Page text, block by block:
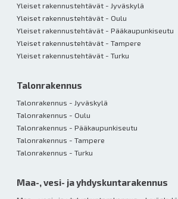
Yleiset rakennustehtävät - Jyväskylä
Yleiset rakennustehtävät - Oulu
Yleiset rakennustehtävät - Pääkaupunkiseutu
Yleiset rakennustehtävät - Tampere
Yleiset rakennustehtävät - Turku
Talonrakennus
Talonrakennus - Jyväskylä
Talonrakennus - Oulu
Talonrakennus - Pääkaupunkiseutu
Talonrakennus - Tampere
Talonrakennus - Turku
Maa-, vesi- ja yhdyskuntarakennus